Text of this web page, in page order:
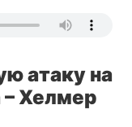
атаку на
Хелмер